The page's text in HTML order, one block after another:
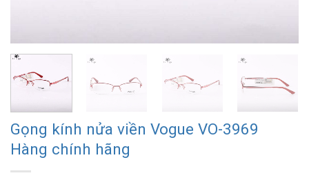
Gọng kính nửa viền Vogue VO-3969
Hàng chính hãng